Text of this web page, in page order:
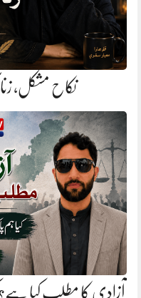
نکاح مشکل،
آزادی کا مطلب کیا ہے؟